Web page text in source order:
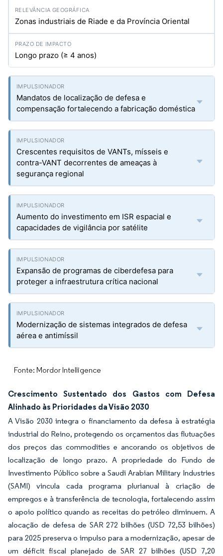
Zonas industriais de Riade e da Província Oriental
Longo prazo (≥ 4 anos)
Mandatos de localização de defesa e
compensação fortalecendo a fabricação doméstica
Crescentes requisitos de VANTs, mísseis e
contra-VANT decorrentes de ameaças à
segurança regional
Aumento do investimento em ISR espacial e
capacidades de vigilância por satélite
Expansão de programas de ciberdefesa para
proteger a infraestrutura crítica nacional
Modernização de sistemas integrados de defesa
aérea e antimíssil
Fonte: Mordor Intelligence
Crescimento Sustentado dos Gastos com Defesa
Alinhado às Prioridades da Visão 2030
A Visão 2030 integra o financiamento da defesa à estratégia
industrial do Reino, protegendo os orçamentos das flutuações
dos preços das commodities e ancorando os objetivos de
localização de longo prazo. A propriedade do Fundo de
Investimento Público sobre a Saudi Arabian Military Industries
(SAMI) vincula cada programa plurianual à criação de
empregos e à transferência de tecnologia, fortalecendo assim
o apoio político quando as receitas do petróleo diminuem. A
alocação de defesa de SAR 272 bilhões (USD 72,53 bilhões)
para 2025 preserva o impulso para a modernização, apesar de
um déficit fiscal planejado de SAR 27 bilhões (USD 7,20